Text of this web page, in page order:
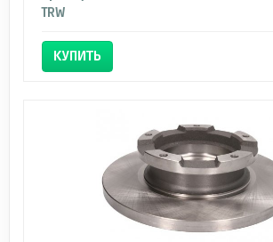
TRW
КУПИТЬ